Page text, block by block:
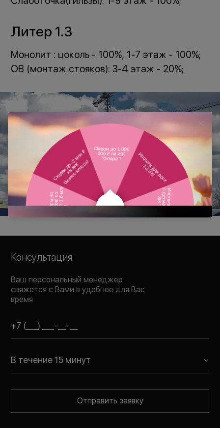
Литер 1.3
Монолит : цоколь - 100%, 1-7 этаж - 100%;
ОВ (монтаж стояков): 3-4 этаж - 20%;
Консультация
Ваш персональный менеджер
свяжется с Вами в удобное для Вас
время
В течение 15 минут
Отправить заявку